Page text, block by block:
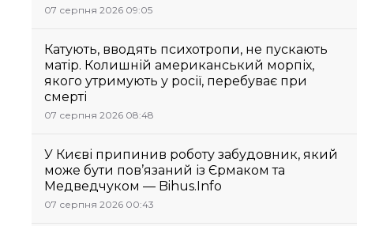
07 серпня 2026 09:05
Катують, вводять психотропи, не пускають
матір. Колишній американський морпіх,
якого утримують у росії, перебуває при
смерті
07 серпня 2026 08:48
У Києві припинив роботу забудовник, який
може бути пов’язаний із Єрмаком та
Медведчуком — Bihus.Info
07 серпня 2026 00:43